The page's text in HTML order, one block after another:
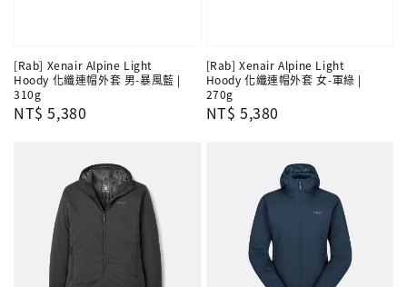
[Rab] Xenair Alpine Light
Hoody 化纖連帽外套 男-暴風藍 |
310g
Regular
NT$ 5,380
[Rab] Xenair Alpine Light
Hoody 化纖連帽外套 女-軍綠 |
270g
Regular
NT$ 5,380